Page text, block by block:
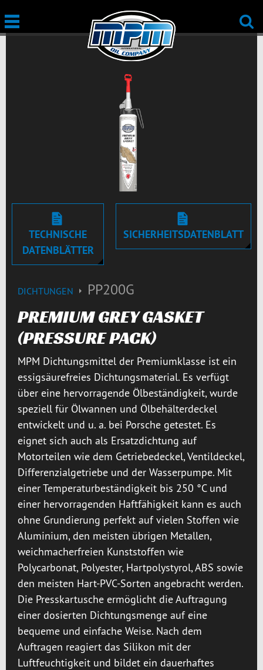
TECHNISCHE
DATENBLÄTTER
SICHERHEITSDATENBLATT
DICHTUNGEN PP200G
PREMIUM GREY GASKET
(PRESSURE PACK)
MPM Dichtungsmittel der Premiumklasse ist ein
essigsäurefreies Dichtungsmaterial. Es verfügt
über eine hervorragende Ölbeständigkeit, wurde
speziell für Ölwannen und Ölbehälterdeckel
entwickelt und u. a. bei Porsche getestet. Es
eignet sich auch als Ersatzdichtung auf
Motorteilen wie dem Getriebedeckel, Ventildeckel,
Differenzialgetriebe und der Wasserpumpe. Mit
einer Temperaturbeständigkeit bis 250 °C und
einer hervorragenden Haftfähigkeit kann es auch
ohne Grundierung perfekt auf vielen Stoffen wie
Aluminium, den meisten übrigen Metallen,
weichmacherfreien Kunststoffen wie
Polycarbonat, Polyester, Hartpolystyrol, ABS sowie
den meisten Hart-PVC-Sorten angebracht werden.
Die Presskartusche ermöglicht die Auftragung
einer dosierten Dichtungsmenge auf eine
bequeme und einfache Weise. Nach dem
Auftragen reagiert das Silikon mit der
Luftfeuchtigkeit und bildet ein dauerhaftes